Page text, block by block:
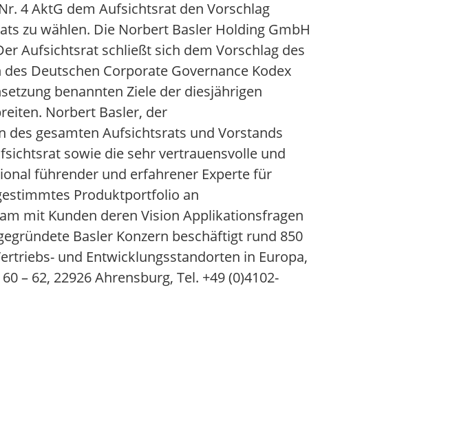
4 AktG dem Aufsichtsrat den Vorschlag
zu wählen. Die Norbert Basler Holding GmbH
Aufsichtsrat schließt sich dem Vorschlag des
Deutschen Corporate Governance Kodex
benannten Ziele der diesjährigen
Norbert Basler, der
gesamten Aufsichtsrats und Vorstands
sowie die sehr vertrauensvolle und
führender und erfahrener Experte für
Produktportfolio an
mit Kunden deren Vision Applikationsfragen
Basler Konzern beschäftigt rund 850
und Entwicklungsstandorten in Europa,
– 62, 22926 Ahrensburg, Tel. +49 (0)4102-